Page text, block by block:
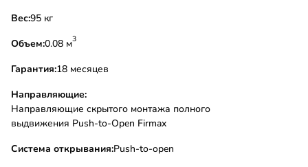
Вес:
95 кг
Объем:
0.08 м3
Гарантия:18 месяцев
Направляющие:
Направляющие скрытого монтажа полного
выдвижения Push-to-Open Firmax
Система открывания:Push-to-open